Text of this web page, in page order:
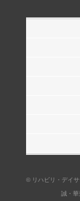
© リハビリ・デイ
誠・華